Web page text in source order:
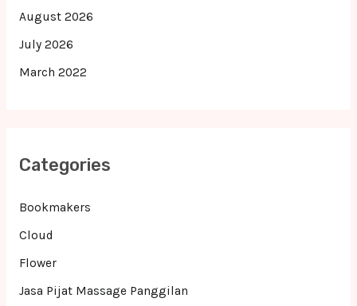
August 2026
July 2026
March 2022
Categories
Bookmakers
Cloud
Flower
Jasa Pijat Massage Panggilan